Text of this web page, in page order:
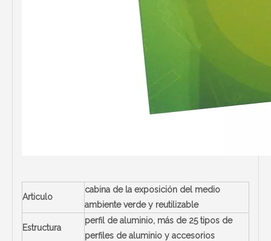
Articulo
cabina de la exposición del medio
ambiente verde y reutilizable
Estructura
perfil de aluminio, más de 25 tipos de
perfiles de aluminio y accesorios